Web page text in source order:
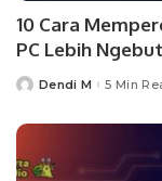
10 Cara
PC Lebih Ngebut
PostedDendi M 5 Min